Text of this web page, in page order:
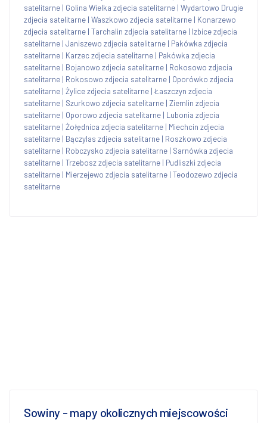
satelitarne | Golina Wielka zdjecia satelitarne | Wydartowo Drugie
zdjecia satelitarne | Waszkowo zdjecia satelitarne | Konarzewo
zdjecia satelitarne | Tarchalin zdjecia satelitarne | Izbice zdjecia
satelitarne | Janiszewo zdjecia satelitarne | Pakówka zdjecia
satelitarne | Karzec zdjecia satelitarne | Pakówka zdjecia
satelitarne | Bojanowo zdjecia satelitarne | Rokosowo zdjecia
satelitarne | Rokosowo zdjecia satelitarne | Oporówko zdjecia
satelitarne | Żylice zdjecia satelitarne | Łaszczyn zdjecia
satelitarne | Szurkowo zdjecia satelitarne | Ziemlin zdjecia
satelitarne | Oporowo zdjecia satelitarne | Lubonia zdjecia
satelitarne | Żołędnica zdjecia satelitarne | Miechcin zdjecia
satelitarne | Bączylas zdjecia satelitarne | Roszkowo zdjecia
satelitarne | Robczysko zdjecia satelitarne | Sarnówka zdjecia
satelitarne | Trzebosz zdjecia satelitarne | Pudliszki zdjecia
satelitarne | Mierzejewo zdjecia satelitarne | Teodozewo zdjecia
satelitarne
Sowiny - mapy okolicznych miejscowości